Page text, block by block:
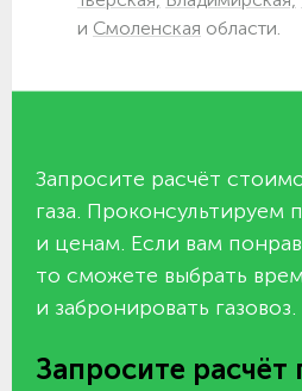
и Смоленская области.
Запросите расчёт
газа. Проконсультируем
и ценам. Если вам
то сможете выбрать
и забронировать газовоз.
Запросите